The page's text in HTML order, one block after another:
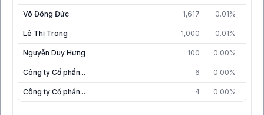
Võ Đông Đức 1,617 0.01%
Lê Thị Trong 1,000 0.01%
Nguyễn Duy Hưng 100 0.00%
Công ty Cổ phần... 6 0.00%
Công ty Cổ phần... 4 0.00%